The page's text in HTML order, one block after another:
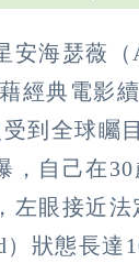
安海瑟薇（
經典電影
到全球矚
，自己在30
左眼接近法
）狀態長達